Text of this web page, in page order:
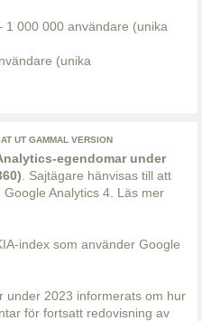
000 000 användare (unika
(unika
UT GAMMAL VERSION
egendomar under
. Sajtägare hänvisas till att
Analytics 4. Läs mer
index som använder Google
under 2023 informerats om hur
för fortsatt redovisning av